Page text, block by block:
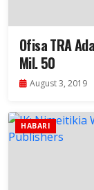
Ofisa TRA
Mil. 50
August 3, 2019
HABARI